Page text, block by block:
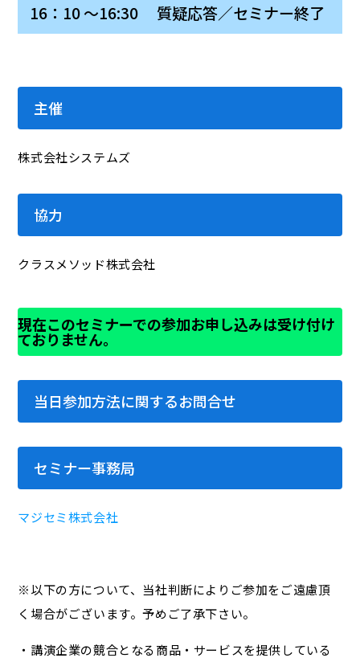
16：10 ～16:30 質疑応答／セミナー終了
主催
株式会社システムズ
協力
クラスメソッド株式会社
現在このセミナーでの参加お申し込みは受け付け
ておりません。
当日参加方法に関するお問合せ
セミナー事務局
マジセミ株式会社
※以下の方について、当社判断によりご参加をご遠慮頂
く場合がございます。予めご了承下さい。
・講演企業の競合となる商品・サービスを提供している